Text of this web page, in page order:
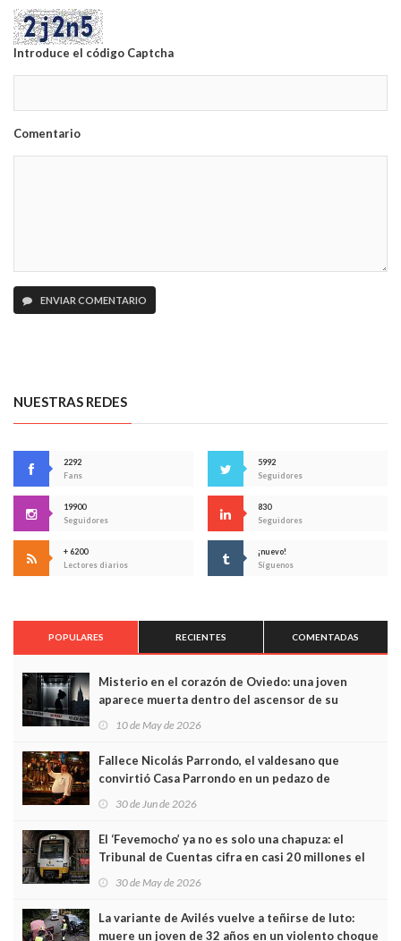
Introduce el código Captcha
Comentario
ENVIAR COMENTARIO
NUESTRAS REDES
2292
Fans
5992
Seguidores
19900
Seguidores
830
Seguidores
+ 6200
Lectores diarios
¡nuevo!
Síguenos
POPULARES RECIENTES COMENTADAS
Misterio en el corazón de Oviedo: una joven
aparece muerta dentro del ascensor de su
edificio y las cámaras captan sus últimos minutos
10 de May de 2026
Fallece Nicolás Parrondo, el valdesano que
convirtió Casa Parrondo en un pedazo de
Asturias en Madrid
30 de Jun de 2026
El ‘Fevemocho’ ya no es solo una chapuza: el
Tribunal de Cuentas cifra en casi 20 millones el
sobrecoste de los trenes que no cabían por los
30 de May de 2026
La variante de Avilés vuelve a teñirse de luto:
muere un joven de 32 años en un violento choque